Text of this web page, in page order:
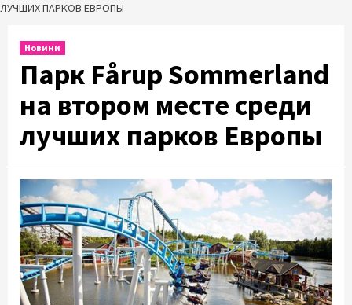
ЛУЧШИХ ПАРКОВ ЕВРОПЫ
Новини
Парк Fårup Sommerland
на втором месте среди
лучших парков Европы